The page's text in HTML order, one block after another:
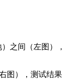
之间（左图），
图），测试结果